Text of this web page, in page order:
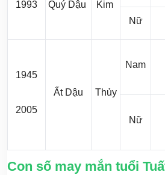
1993 Quý Dậu Kim
Nữ
1945
2005
Ất Dậu Thủy
Nam
Nữ
Con số may mắn tuổi